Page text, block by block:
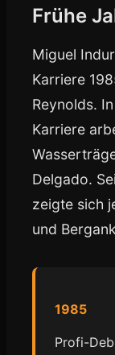
Frühe
Miguel
Karriere
Reynolds.
Karriere
Delgado.
zeigte sich
und
1985
Profi-